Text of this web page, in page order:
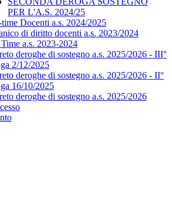
PER L'A.S. 2024/25
time Docenti a.s. 2024/2025
di diritto docenti a.s. 2023/2024
a.s. 2023-2024
deroghe di sostegno a.s. 2025/2026 - III°
2/12/2025
deroghe di sostegno a.s. 2025/2026 - II°
16/10/2025
deroghe di sostegno a.s. 2025/2026